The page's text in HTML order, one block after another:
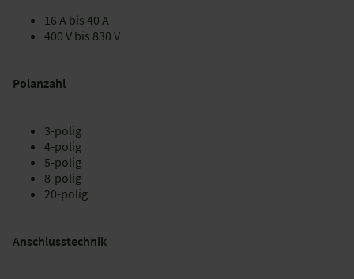
16 A bis 40 A
400 V bis 830 V
Polanzahl
3-polig
4-polig
5-polig
8-polig
20-polig
Anschlusstechnik